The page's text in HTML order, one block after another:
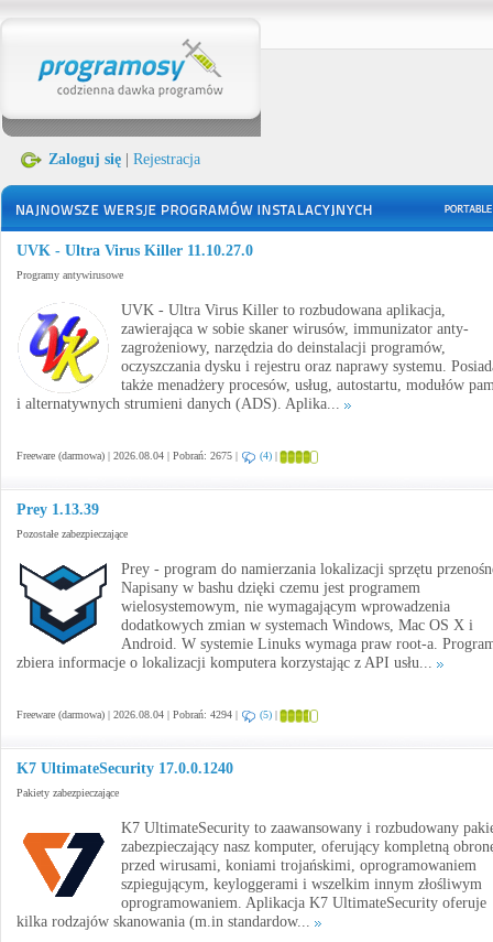
Zaloguj się Rejestracja
UVK - Ultra Virus Killer 11.10.27.0
Programy antywirusowe
UVK - Ultra Virus Killer to rozbudowana aplikacja,
zawierająca w sobie skaner wirusów, immunizator anty-
zagrożeniowy, narzędzia do deinstalacji programów,
oczyszczania dysku i rejestru oraz naprawy systemu.
także menadżery procesów, usług, autostartu, modułów
i alternatywnych strumieni danych (ADS). Aplika...
Freeware (darmowa) | 2026.08.04 | Pobrań: 2675 | (4) |
Prey 1.13.39
Pozostałe zabezpieczające
Prey - program do namierzania lokalizacji sprzętu
Napisany w bashu dzięki czemu jest programem
wielosystemowym, nie wymagającym wprowadzenia
dodatkowych zmian w systemach Windows, Mac OS X i
Android. W systemie Linuks wymaga praw root-a.
zbiera informacje o lokalizacji komputera korzystając z API usłu...
Freeware (darmowa) | 2026.08.04 | Pobrań: 4294 | (5) |
K7 UltimateSecurity 17.0.0.1240
Pakiety zabezpieczające
K7 UltimateSecurity to zaawansowany i rozbudowany
zabezpieczający nasz komputer, oferujący kompletną
przed wirusami, koniami trojańskimi, oprogramowaniem
szpiegującym, keyloggerami i wszelkim innym złośliwym
oprogramowaniem. Aplikacja K7 UltimateSecurity oferuje
kilka rodzajów skanowania (m.in standardow...